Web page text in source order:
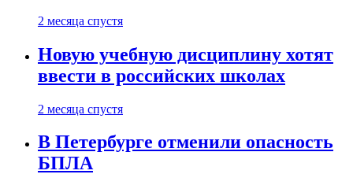
2 месяца спустя
Новую учебную дисциплину хотят
ввести в российских школах
2 месяца спустя
В Петербурге отменили опасность
БПЛА